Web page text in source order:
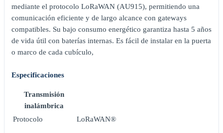
mediante el protocolo LoRaWAN (AU915), permitiendo una
comunicación eficiente y de largo alcance con gateways
compatibles. Su bajo consumo energético garantiza hasta 5 años
de vida útil con baterías internas. Es fácil de instalar en la puerta
o marco de cada cubículo,
Especificaciones
Transmisión
inalámbrica
Protocolo
LoRaWAN®